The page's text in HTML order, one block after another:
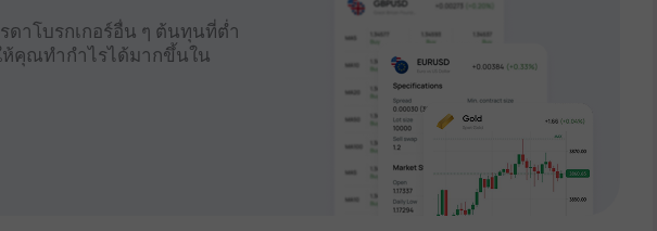
ดาโบรกเกอร์อื่น ๆ ต้นทุนที่ต่ำ
ห้คุณทำกำไรได้มากขึ้นใน